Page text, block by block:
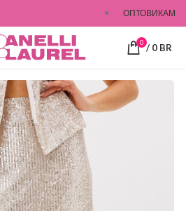
ОПТОВИКАМ
0 / 0 BR